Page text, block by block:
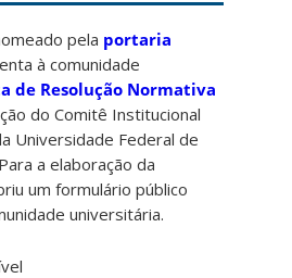
pela portaria
à comunidade
de Resolução Normativa
do Comitê Institucional
Universidade Federal de
a elaboração da
um formulário público
universitária.